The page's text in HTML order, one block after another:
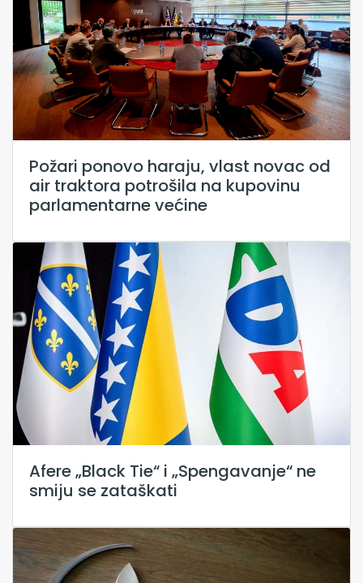
Požari ponovo haraju, vlast novac od
air traktora potrošila na kupovinu
parlamentarne većine
Afere „Black Tie“ i „Spengavanje“ ne
smiju se zataškati